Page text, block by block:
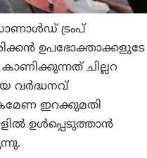
ട്രംപ്
ഉപഭോക്താക്കളുടേ
ചില്ലറ
വർദ്ധനവ്
ഇറക്കുമതി
ഉൾപ്പെടുത്താൻ